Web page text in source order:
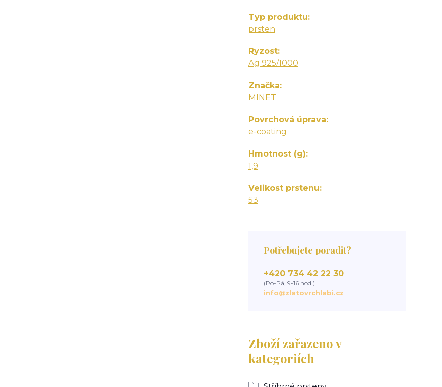
Typ produktu
prsten
Ryzost
Ag 925/1000
Značka
MINET
Povrchová úprava
e-coating
Hmotnost (g)
1,9
Velikost prstenu
53
Zboží zařazeno v
kategoriích
Potřebujete poradit?
+420 734 42 22 30
(Po-Pá, 9-16 hod.)
info@zlatovrchlabi.cz